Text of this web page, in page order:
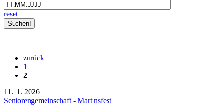
reset
zurück
1
2
11.11. 2026
Seniorengemeinschaft - Martinsfest